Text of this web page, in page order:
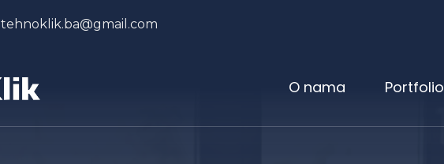
tehnoklik.ba@gmail.com
O nama Portfolio